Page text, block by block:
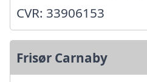
CVR: 33906153
Frisør Carnaby